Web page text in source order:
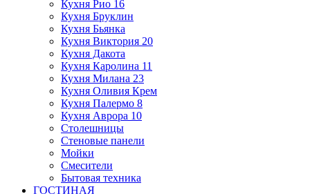
Кухня Рио 16
Кухня Бруклин
Кухня Бьянка
Кухня Виктория 20
Кухня Дакота
Кухня Каролина 11
Кухня Милана 23
Кухня Оливия Крем
Кухня Палермо 8
Кухня Аврора 10
Столешницы
Стеновые панели
Мойки
Смесители
Бытовая техника
ГОСТИНАЯ